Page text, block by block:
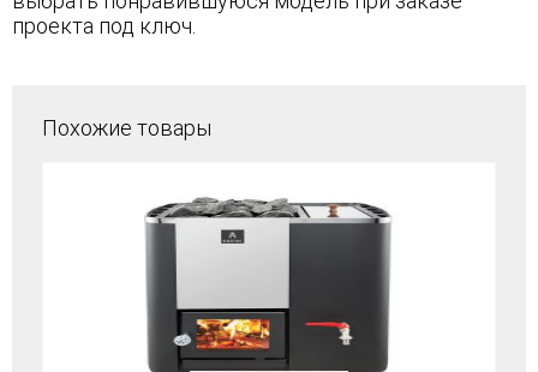
проекта под ключ.
Похожие товары